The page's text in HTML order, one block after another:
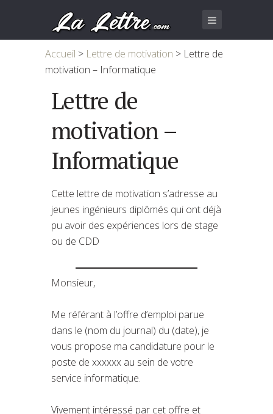
Accueil > Lettre de motivation > Lettre de
motivation – Informatique
Lettre de
motivation –
Informatique
Cette lettre de motivation s’adresse au
jeunes ingénieurs diplômés qui ont déjà
pu avoir des expériences lors de stage
ou de CDD
Monsieur,
Me référant à l’offre d’emploi parue
dans le (nom du journal) du (date), je
vous propose ma candidature pour le
poste de xxxxxx au sein de votre
service informatique.
Vivement intéressé par cet offre et